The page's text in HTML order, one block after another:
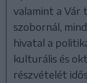
valamint a Vár
szobornál,
hivatal a
kulturális és
részvételét